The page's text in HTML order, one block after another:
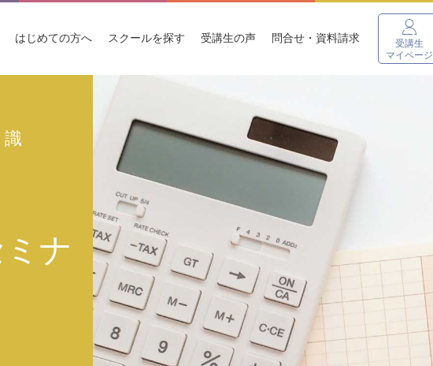
受講生
マイページ
はじめての方へ スクールを探す 受講生の声 問合せ・資料請求
ナ